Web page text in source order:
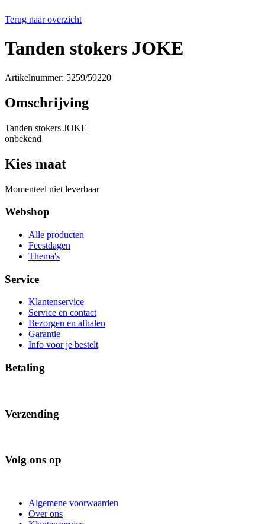
Terug naar overzicht
Tanden stokers JOKE
Artikelnummer: 5259/59220
Omschrijving
Tanden stokers JOKE
onbekend
Kies maat
Momenteel niet leverbaar
Webshop
Alle producten
Feestdagen
Thema's
Service
Klantenservice
Service en contact
Bezorgen en afhalen
Garantie
Info voor je bestelt
Betaling
Verzending
Volg ons op
Algemene voorwaarden
Over ons